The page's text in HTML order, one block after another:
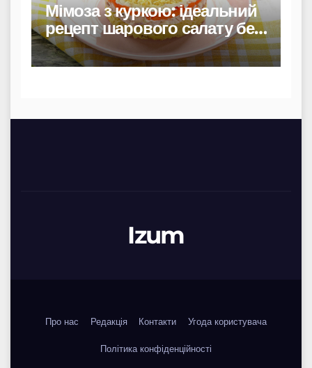
Мімоза з куркою: ідеальний
рецепт шарового салату без
риби
Izum
Про нас Редакція Контакти Угода користувача
Політика конфіденційності